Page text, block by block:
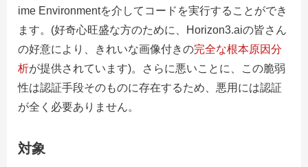
ime Environmentを介してコードを実行することができ
ます。(好奇心旺盛な方のために、Horizon3.aiの皆さん
の好意により、きれいな画像付きの完全な根本原因分
析が提供されています)。さらに悪いことに、この脆弱
性は認証手段そのものに存在するため、悪用には認証
が全く必要ありません。
対象